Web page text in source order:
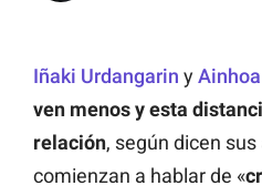
Iñaki Urdangarin y
ven menos y esta
relación, según dicen
comienzan a hablar de «